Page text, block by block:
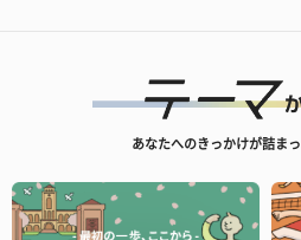
あなたへのきっかけが詰ま